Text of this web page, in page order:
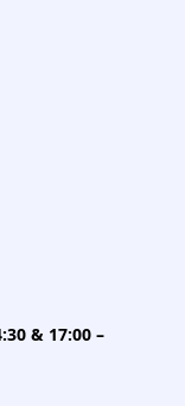
& 17:00 –